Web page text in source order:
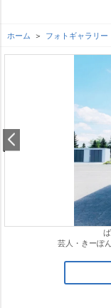
ホーム フォトギャラリー
芸人・きーぽ